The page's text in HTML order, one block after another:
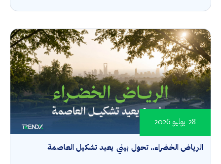
الرياض الخضراء.. تحول بيئي يعيد تشكيل العاصمة
28 يوليو 2026